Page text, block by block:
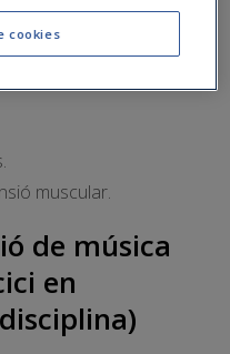
muscular.
de música
en
cookies